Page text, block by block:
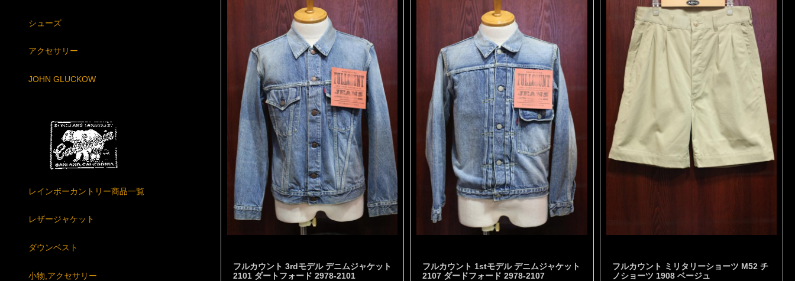
フルカウント 3rdモデル デニムジャケット
2101 ダートフォード 2978-2101
フルカウント 1stモデル デニムジャケット
2107 ダードフォード 2978-2107
フルカウント ミリタリーショーツ M52 チ
ノショーツ 1908 ベージュ
シューズ
アクセサリー
JOHN GLUCKOW
レインボーカントリー商品一覧
レザージャケット
ダウンベスト
小物,アクセサリー